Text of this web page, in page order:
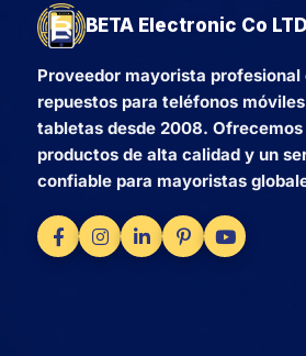
BETA Electronic Co LTD
Proveedor mayorista profesional
repuestos para teléfonos
tabletas desde 2008. Ofrecemos
productos de alta calidad y un
confiable para mayoristas